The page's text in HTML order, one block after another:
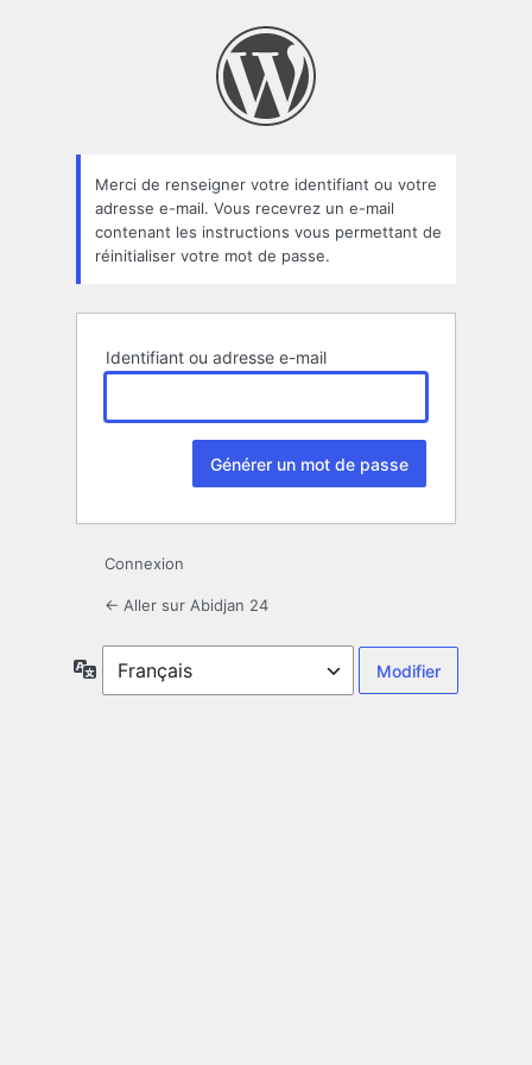
oublié
Merci de renseigner votre identifiant ou votre
adresse e-mail. Vous recevrez un e-mail
contenant les instructions vous permettant de
réinitialiser votre mot de passe.
Identifiant ou adresse e-mail
Connexion
← Aller sur Abidjan 24
Langue